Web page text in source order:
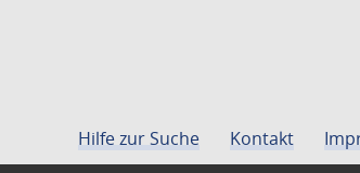
Hilfe zur Suche Kontakt